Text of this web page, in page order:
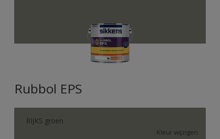
Rubbol EPS
RIJKS groen
Kleur wijzigen